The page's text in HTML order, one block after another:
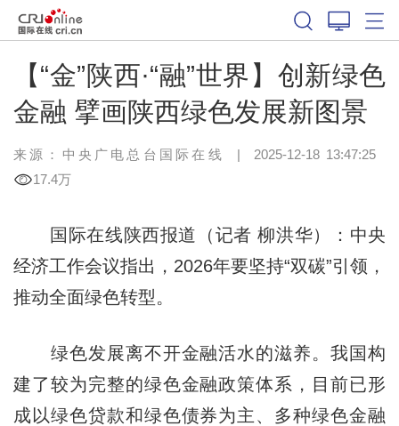
【“金”陕西·“融”世界】创新绿色
金融 擘画陕西绿色发展新图景
来源：中央广电总台国际在线 | 2025-12-18 13:47:25
17.4万
国际在线陕西报道（记者 柳洪华）：中央
经济工作会议指出，2026年要坚持“双碳”引领，
推动全面绿色转型。
绿色发展离不开金融活水的滋养。我国构
建了较为完整的绿色金融政策体系，目前已形
成以绿色贷款和绿色债券为主、多种绿色金融